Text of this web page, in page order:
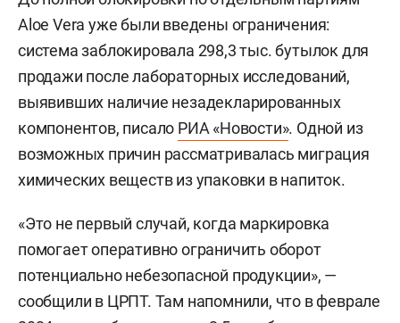
Aloe Vera уже были введены ограничения:
система заблокировала 298,3 тыс. бутылок для
продажи после лабораторных исследований,
выявивших наличие незадекларированных
компонентов, писало РИА «Новости». Одной из
возможных причин рассматривалась миграция
химических веществ из упаковки в напиток.
«Это не первый случай, когда маркировка
помогает оперативно ограничить оборот
потенциально небезопасной продукции», —
сообщили в ЦРПТ. Там напомнили, что в феврале